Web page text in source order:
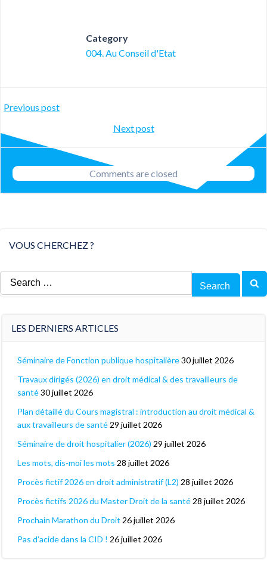
Category
004. Au Conseil d'Etat
Post
navigation
Previous post
Post
navigation
Next post
Comments are closed
VOUS CHERCHEZ ?
Search
for:
LES DERNIERS ARTICLES
Séminaire de Fonction publique hospitalière30 juillet 2026
Travaux dirigés (2026) en droit médical & des travailleurs de
santé30 juillet 2026
Plan détaillé du Cours magistral : introduction au droit médical &
aux travailleurs de santé 29 juillet 2026
Séminaire de droit hospitalier (2026) 29 juillet 2026
Les mots, dis-moi les mots 28 juillet 2026
Procès fictif 2026 en droit administratif (L2) 28 juillet 2026
Procès fictifs 2026 du Master Droit de la santé 28 juillet 2026
Prochain Marathon du Droit 26 juillet 2026
Pas d’acide dans la CID ! 26 juillet 2026